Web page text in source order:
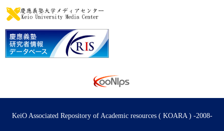
KeiO Associated Repository of Academic resources ( KOARA ) -2008-